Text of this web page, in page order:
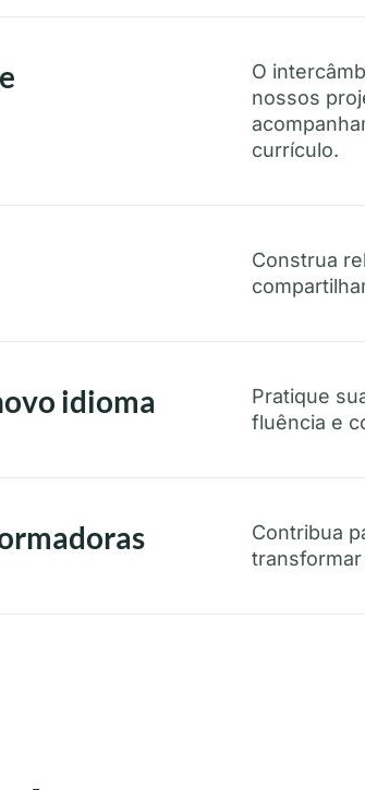
O
nossos
currículo.
Construa
idioma
Pratique
fluência e
Contribua